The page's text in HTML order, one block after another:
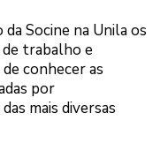
Socine na Unila os
trabalho e
conhecer as
por
mais diversas